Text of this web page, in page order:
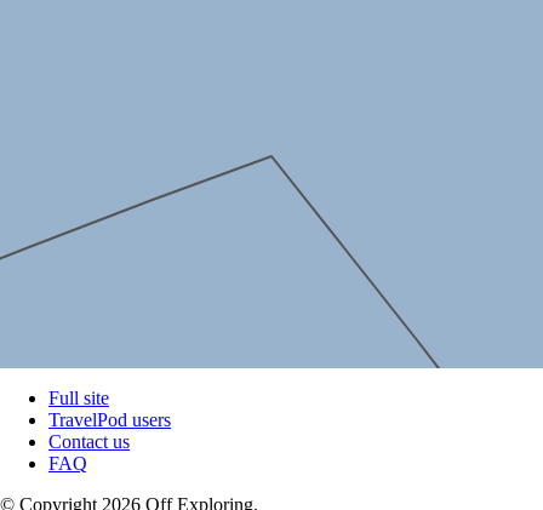
Full site
TravelPod users
Contact us
FAQ
© Copyright 2026 Off Exploring.